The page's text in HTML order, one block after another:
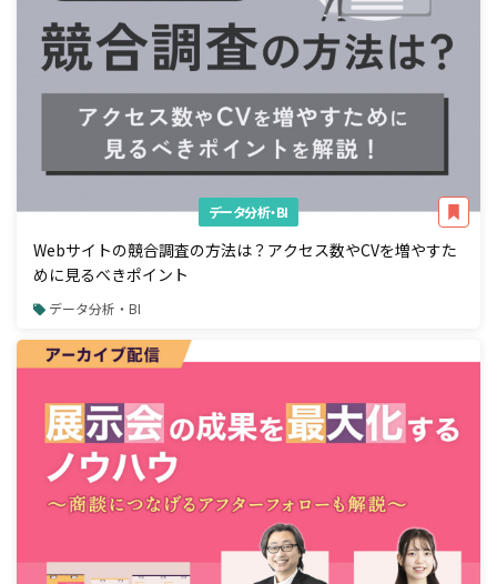
データ分析・BI
Webサイトの競合調査の方法は？アクセス数やCVを増やすた
めに見るべきポイント
データ分析・BI